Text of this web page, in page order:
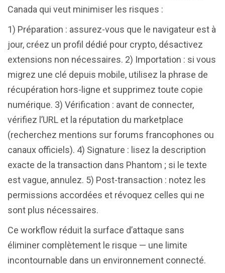
Canada qui veut minimiser les risques :
1) Préparation : assurez-vous que le navigateur est à
jour, créez un profil dédié pour crypto, désactivez
extensions non nécessaires. 2) Importation : si vous
migrez une clé depuis mobile, utilisez la phrase de
récupération hors-ligne et supprimez toute copie
numérique. 3) Vérification : avant de connecter,
vérifiez l’URL et la réputation du marketplace
(recherchez mentions sur forums francophones ou
canaux officiels). 4) Signature : lisez la description
exacte de la transaction dans Phantom ; si le texte
est vague, annulez. 5) Post-transaction : notez les
permissions accordées et révoquez celles qui ne
sont plus nécessaires.
Ce workflow réduit la surface d’attaque sans
éliminer complètement le risque — une limite
incontournable dans un environnement connecté.